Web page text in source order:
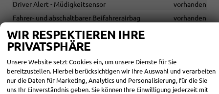
Driver Alert - Müdigkeitsensor
vorhanden
Fahrer- und abschaltbarer Beifahrerairbag
vorhanden
ISOFix vorne Beifahrer Sitz
Kopfairbags
Lane Assist
Seitenairbags vorn
vorhanden
WIR RESPEKTIEREN IHRE
PRIVATSPHÄRE
Unsere Website setzt Cookies ein, um unsere Dienste für Sie
bereitzustellen. Hierbei berücksichtigen wir Ihre Auswahl und verarbeiten
nur die Daten für Marketing, Analytics und Personalisierung, für die Sie
uns Ihr Einverständnis geben. Sie können Ihre Einwilligung jederzeit mit